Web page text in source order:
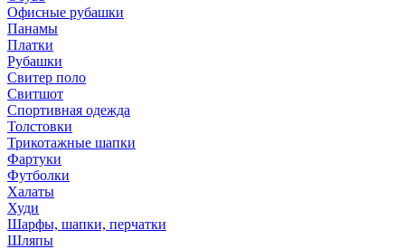
Офисные рубашки
Панамы
Платки
Рубашки
Свитер поло
Свитшот
Спортивная одежда
Толстовки
Трикотажные шапки
Фартуки
Футболки
Халаты
Худи
Шарфы, шапки, перчатки
Шляпы